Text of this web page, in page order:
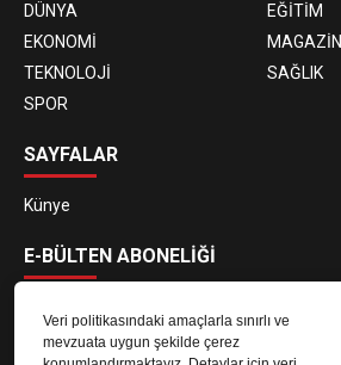
Veri politikasındaki amaçlarla sınırlı ve
mevzuata uygun şekilde çerez
DÜNYA
EĞİTİM
EKONOMİ
MAGAZİN
TEKNOLOJİ
SAĞLIK
SPOR
SAYFALAR
Künye
E-BÜLTEN ABONELİĞİ
E-Bülten aboneliği ile haberlere daha hızlı erişin.